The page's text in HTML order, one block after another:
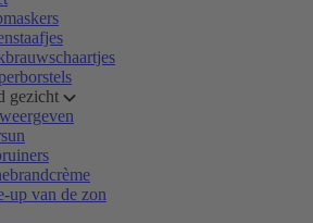
gezicht
up van de zon